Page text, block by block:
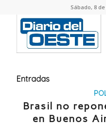
Sábado, 8
Entradas
Brasil no
en Buenos